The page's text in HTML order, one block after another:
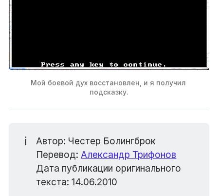
Мой боевой дух восстановлен, и я получил
подсказку.
ℹ️
Автор: Честер Болингброк
Перевод:Александр Трифонов
Дата публикации оригинального
текста: 14.06.2010